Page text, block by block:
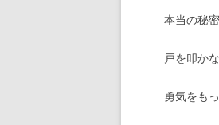
本当の秘密
戸を叩かな
勇気をもっ